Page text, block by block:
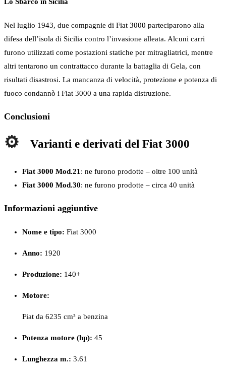
Nel luglio 1943, due compagnie di Fiat 3000 parteciparono alla
difesa dell’isola di Sicilia contro l’invasione alleata. Alcuni carri
furono utilizzati come postazioni statiche per mitragliatrici, mentre
altri tentarono un contrattacco durante la battaglia di Gela, con
risultati disastrosi. La mancanza di velocità, protezione e potenza di
fuoco condannò i Fiat 3000 a una rapida distruzione.
Conclusioni
Varianti e derivati del Fiat 3000
Fiat 3000 Mod.21 : ne furono prodotte – oltre 100 unità
Fiat 3000 Mod.30: ne furono prodotte – circa 40 unità
Informazioni aggiuntive
Nome e tipo: Fiat 3000
Anno: 1920
Produzione: 140+
Motore:
Fiat da 6235 cm³ a benzina
Potenza motore (hp): 45
Lunghezza m.: 3.61